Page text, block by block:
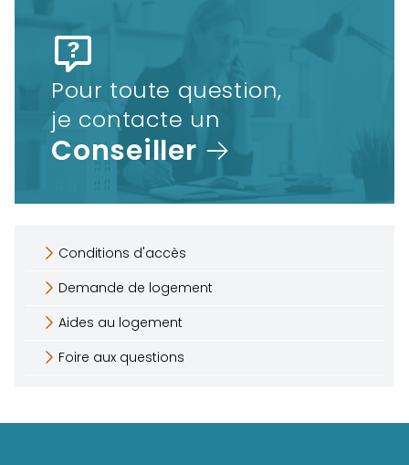
Pour toute question,
je contacte un
Conseiller
Conditions d'accès
Demande de logement
Aides au logement
Foire aux questions